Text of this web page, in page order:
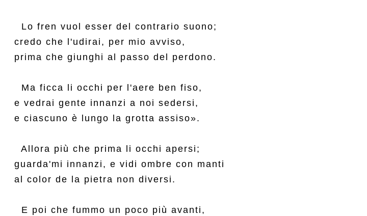
  Lo fren vuol esser del contrario suono;
credo che l'udirai, per mio avviso,
prima che giunghi al passo del perdono.
  Ma ficca li occhi per l'aere ben fiso,
e vedrai gente innanzi a noi sedersi,
e ciascuno è lungo la grotta assiso».
  Allora più che prima li occhi apersi;
guarda'mi innanzi, e vidi ombre con manti
al color de la pietra non diversi.
  E poi che fummo un poco più avanti,